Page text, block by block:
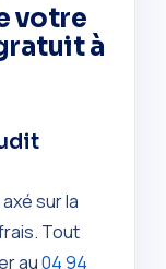
votre
à
sur la
Tout
au04 94